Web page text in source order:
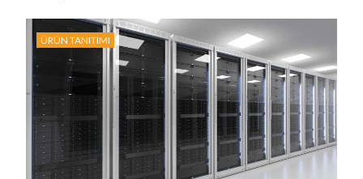
ÜRÜN TANITIMI